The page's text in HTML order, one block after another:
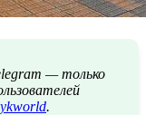
— только
.